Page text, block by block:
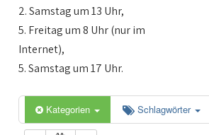
2. Samstag um 13 Uhr,
5. Freitag um 8 Uhr (nur im
Internet),
5. Samstag um 17 Uhr.
Kategorien Schlagwörter
5:00
6:00